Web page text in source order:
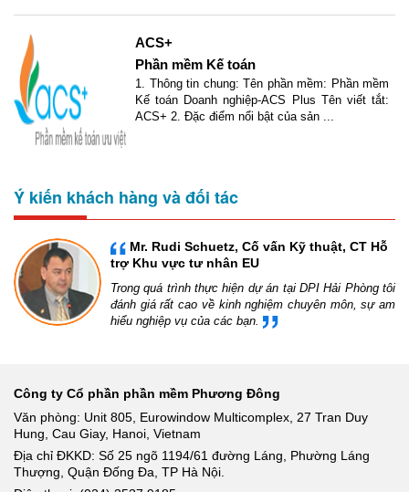
ACS+
Phần mềm Kế toán
1. Thông tin chung: Tên phần mềm: Phần mềm
Kế toán Doanh nghiệp-ACS Plus Tên viết tắt:
ACS+ 2. Đặc điểm nổi bật của sản ...
Ý kiến khách hàng và đối tác
Mr. Rudi Schuetz, Cố vấn Kỹ thuật, CT Hỗ
trợ Khu vực tư nhân EU
Trong quá trình thực hiện dự án tại DPI Hải Phòng tôi
đánh giá rất cao về kinh nghiệm chuyên môn, sự am
hiểu nghiệp vụ của các bạn.
Công ty Cổ phần phần mềm Phương Đông
Văn phòng: Unit 805, Eurowindow Multicomplex, 27 Tran Duy
Hung, Cau Giay, Hanoi, Vietnam
Địa chỉ ĐKKD: Số 25 ngõ 1194/61 đường Láng, Phường Láng
Thượng, Quận Đống Đa, TP Hà Nội.